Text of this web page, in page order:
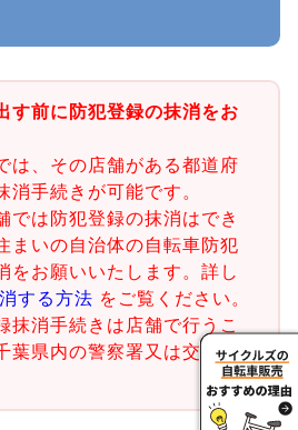
す前に防犯登録の抹消をお
は、その店舗がある都道府
消手続きが可能です。
では防犯登録の抹消はでき
まいの自治体の自転車防犯
をお願いいたします。詳し
する方法 をご覧ください。
消手続きは店舗で行うこ
葉県内の警察署又は交番ま